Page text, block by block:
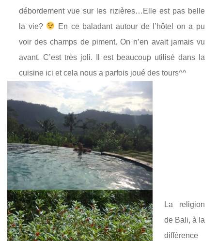
débordement vue sur les rizières…Elle est pas belle
la vie?
En ce baladant autour de l’hôtel on a pu
voir des champs de piment. On n’en avait jamais vu
avant. C’est très joli. Il est beaucoup utilisé dans la
cuisine ici et cela nous a parfois joué des tours^^
La religion
de Bali, à la
différence